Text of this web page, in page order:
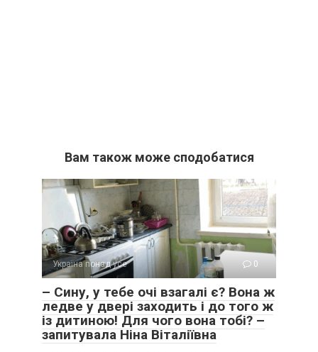
Вам також може сподобатися
Україна понад усе 0
– Сину, у тебе очі взагалі є? Вона ж
ледве у двері заходить і до того ж
із дитиною! Для чого вона тобі? –
запитувала Ніна Віталіївна